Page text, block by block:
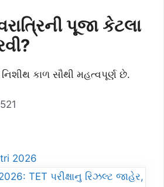
પૂજા કેટલા
કાળ સૌથી મહત્વપૂર્ણ છે.
2026
TET પરીક્ષાનુ રિઝલ્ટ જાહેર,